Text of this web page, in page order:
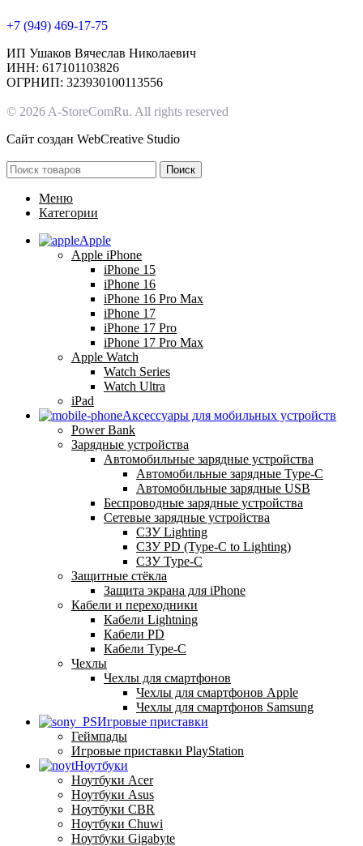
+7 (949) 469-17-75
ИП Ушаков Вячеслав Николаевич
ИНН: 617101103826
ОГРНИП: 323930100113556
© 2026 A-StoreComRu. All rights reserved
Сайт создан WebCreative Studio
Поиск
Меню
Категории
Apple
Apple iPhone
iPhone 15
iPhone 16
iPhone 16 Pro Max
iPhone 17
iPhone 17 Pro
iPhone 17 Pro Max
Apple Watch
Watch Series
Watch Ultra
iPad
Аксессуары для мобильных устройств
Power Bank
Зарядные устройства
Автомобильные зарядные устройства
Автомобильные зарядные Type-C
Автомобильные зарядные USB
Беспроводные зарядные устройства
Сетевые зарядные устройства
СЗУ Lighting
СЗУ PD (Type-C to Lighting)
СЗУ Type-C
Защитные стёкла
Защита экрана для iPhone
Кабели и переходники
Кабели Lightning
Кабели PD
Кабели Type-C
Чехлы
Чехлы для смартфонов
Чехлы для смартфонов Apple
Чехлы для смартфонов Samsung
Игровые приставки
Геймпады
Игровые приставки PlayStation
Ноутбуки
Ноутбуки Acer
Ноутбуки Asus
Ноутбуки CBR
Ноутбуки Chuwi
Ноутбуки Gigabyte